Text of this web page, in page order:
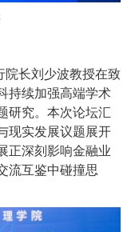
院长刘少波教授在致
持续加强高端学术
研究。本次论坛汇
现实发展议题展开
正深刻影响金融业
流互鉴中碰撞思